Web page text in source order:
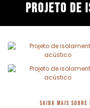
Projeto de
Saiba mais